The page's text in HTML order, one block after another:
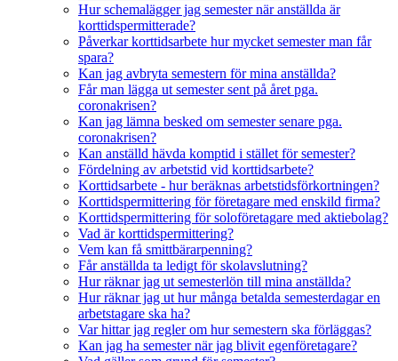
Hur schemalägger jag semester när anställda är
korttidspermitterade?
Påverkar korttidsarbete hur mycket semester man får
spara?
Kan jag avbryta semestern för mina anställda?
Får man lägga ut semester sent på året pga.
coronakrisen?
Kan jag lämna besked om semester senare pga.
coronakrisen?
Kan anställd hävda komptid i stället för semester?
Fördelning av arbetstid vid korttidsarbete?
Korttidsarbete - hur beräknas arbetstidsförkortningen?
Korttidspermittering för företagare med enskild firma?
Korttidspermittering för soloföretagare med aktiebolag?
Vad är korttidspermittering?
Vem kan få smittbärarpenning?
Får anställda ta ledigt för skolavslutning?
Hur räknar jag ut semesterlön till mina anställda?
Hur räknar jag ut hur många betalda semesterdagar en
arbetstagare ska ha?
Var hittar jag regler om hur semestern ska förläggas?
Kan jag ha semester när jag blivit egenföretagare?